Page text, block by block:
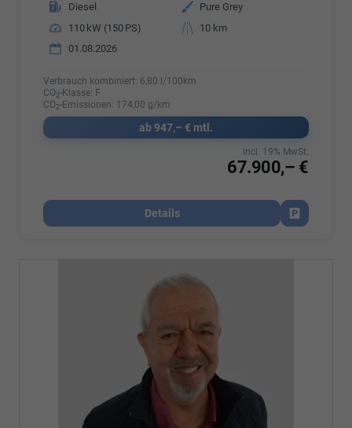
Kraftstoff
Diesel Außenfarbe
Pure Grey
Leistung
110 kW (150 PS) Kilometerstand
10 km
01.08.2026
Verbrauch kombiniert: 6,80 l/100km
CO2-Klasse: F
CO2-Emissionen: 174,00 g/km
ab 947,– € mtl.
67.900,– €
incl. 19% MwSt.
Details
Fahrzeug